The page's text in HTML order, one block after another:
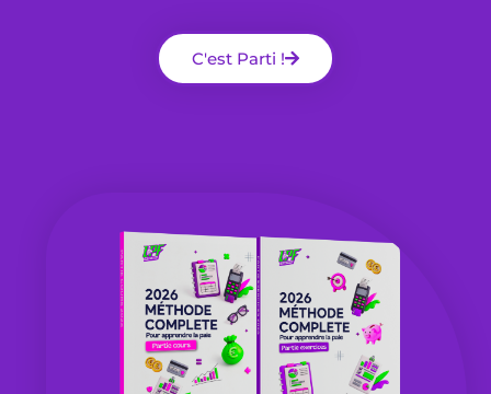
C'est Parti !